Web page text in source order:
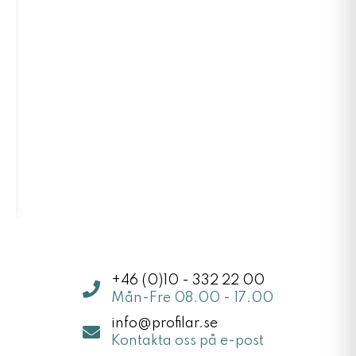
+46 (0)10 - 332 22 00
Mån-Fre 08.00 - 17.00
info@profilar.se
Kontakta oss på e-post